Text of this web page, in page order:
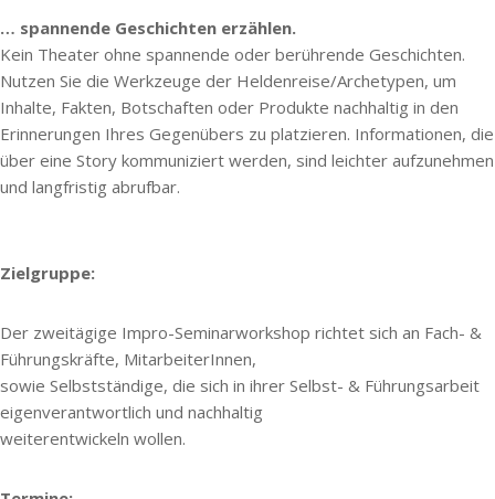
… spannende Geschichten erzählen.
Kein Theater ohne spannende oder berührende Geschichten.
Nutzen Sie die Werkzeuge der Heldenreise/Archetypen, um
Inhalte, Fakten, Botschaften oder Produkte nachhaltig in den
Erinnerungen Ihres Gegenübers zu platzieren. Informationen, die
über eine Story kommuniziert werden, sind leichter aufzunehmen
und langfristig abrufbar.
Zielgruppe:
Der zweitägige Impro-Seminarworkshop richtet sich an Fach- &
Führungskräfte, MitarbeiterInnen,
sowie Selbstständige, die sich in ihrer Selbst- & Führungsarbeit
eigenverantwortlich und nachhaltig
weiterentwickeln wollen.